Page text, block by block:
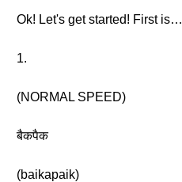
Ok! Let's get started! First is…
1.
(NORMAL SPEED)
बैकपैक
(baikapaik)